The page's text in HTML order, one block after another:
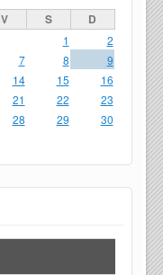
V S D
1
2
7 8
9
14 15
16
21 22
23
28 29
30